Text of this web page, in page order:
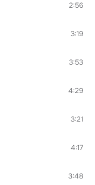
2:56
3:19
3:53
4:29
3:21
4:17
3:48